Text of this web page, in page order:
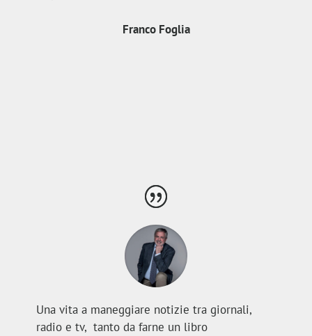
Franco Foglia
Una vita a maneggiare notizie tra giornali,
radio e tv, tanto da farne un libro